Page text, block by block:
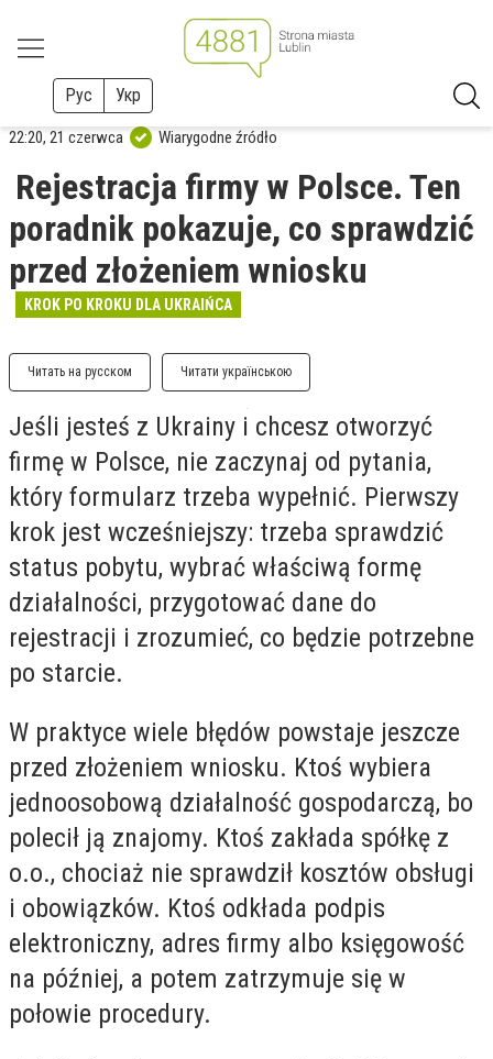
Рус Укр
22:20, 21 czerwca Wiarygodne źródło
Rejestracja firmy w Polsce. Ten
poradnik pokazuje, co sprawdzić
przed złożeniem wniosku
KROK PO KROKU DLA UKRAIŃCA
Читать на русском Читати українською
Jeśli jesteś z Ukrainy i chcesz otworzyć
firmę w Polsce, nie zaczynaj od pytania,
który formularz trzeba wypełnić. Pierwszy
krok jest wcześniejszy: trzeba sprawdzić
status pobytu, wybrać właściwą formę
działalności, przygotować dane do
rejestracji i zrozumieć, co będzie potrzebne
po starcie.
W praktyce wiele błędów powstaje jeszcze
przed złożeniem wniosku. Ktoś wybiera
jednoosobową działalność gospodarczą, bo
polecił ją znajomy. Ktoś zakłada spółkę z
o.o., chociaż nie sprawdził kosztów obsługi
i obowiązków. Ktoś odkłada podpis
elektroniczny, adres firmy albo księgowość
na później, a potem zatrzymuje się w
połowie procedury.